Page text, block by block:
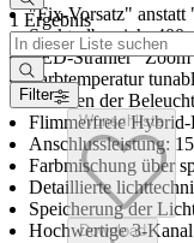
"Fix-Vorsatz" anstatt
Spektralbereich:
LED-Strahler "Zoom
Farbtemperatur
Dimmen der
Flimmerfreie
Anschlussleistung:
Farbmischung über
Detaillierte
Speicherung der
Hochwertige 3-
1 Ergebnis
Filter
Wunschliste
Download